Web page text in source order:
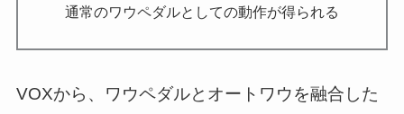
通常のワウペダルとしての動作が得られる
VOXから、ワウペダルとオートワウを融合した